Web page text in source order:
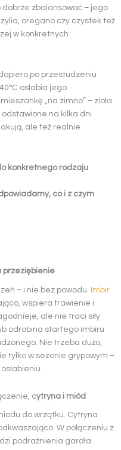
zbalansować – jego
oregano czy czystek też
w konkretnych
po przestudzeniu
osłabia jego
„na zimno” – zioła
na kilka dni.
ale też realnie
konkretnego rodzaju
co i z czym
przeziębienie
– i nie bez powodu. Imbir
wspiera trawienie i
ale nie traci siły
odrobina startego imbiru
Nie trzeba dużo,
tylko w sezonie grypowym –
cytryna i miód
do wrzątku. Cytryna
W połączeniu z
podrażnienia gardła.